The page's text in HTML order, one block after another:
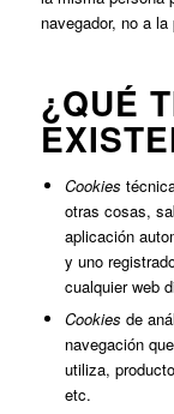
navegador, no a la
¿QUÉ
Cookies
otras cosas,
aplicación
y uno
cualquier web
Cookies de
navegación
utiliza,
etc.